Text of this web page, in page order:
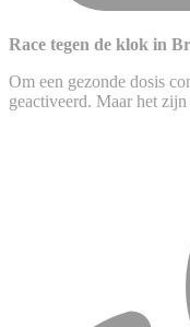
Race tegen de klok in
Om een gezonde dosis
geactiveerd. Maar het